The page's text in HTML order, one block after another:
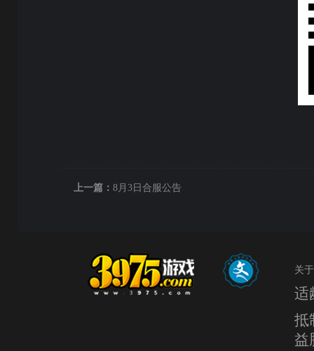
上一篇： 8月3日合服公告
关
适
抵
益